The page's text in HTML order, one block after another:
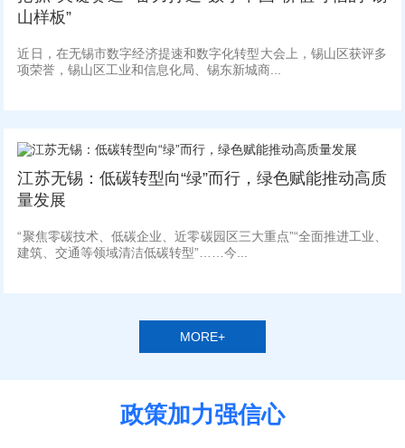
山样板”
近日，在无锡市数字经济提速和数字化转型大会上，锡山区获评多
项荣誉，锡山区工业和信息化局、锡东新城商...
江苏无锡：低碳转型向“绿”而行，绿色赋能推动高质
量发展
“聚焦零碳技术、低碳企业、近零碳园区三大重点”“全面推进工业、
建筑、交通等领域清洁低碳转型”……今...
MORE+
政策加力强信心